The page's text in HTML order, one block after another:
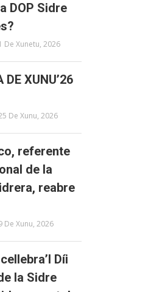
DOP Sidre
De Xunetu, 2026
DE XUNU’26
De Xunu, 2026
referente
de la
reabre
De Xunu, 2026
Díi
la Sidre